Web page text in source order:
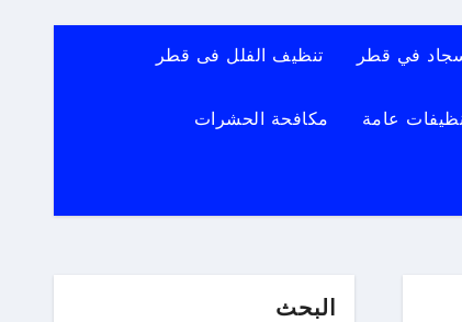
في قطر تنظيف الفلل فى قطر
عامة مكافحة الحشرات
البحث